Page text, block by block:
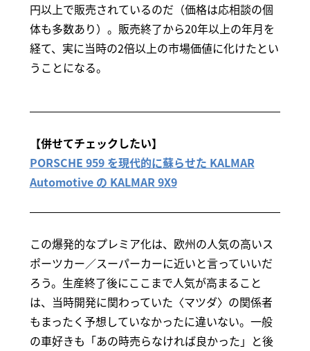
円以上で販売されているのだ（価格は応相談の個
体も多数あり）。販売終了から20年以上の年月を
経て、実に当時の2倍以上の市場価値に化けたとい
うことになる。
【併せてチェックしたい】
PORSCHE 959 を現代的に蘇らせた KALMAR
Automotive の KALMAR 9X9
この爆発的なプレミア化は、欧州の人気の高いス
ポーツカー／スーパーカーに近いと言っていいだ
ろう。生産終了後にここまで人気が高まること
は、当時開発に関わっていた〈マツダ〉の関係者
もまったく予想していなかったに違いない。一般
の車好きも「あの時売らなければ良かった」と後